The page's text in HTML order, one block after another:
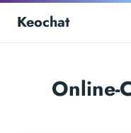
Keochat
Online-